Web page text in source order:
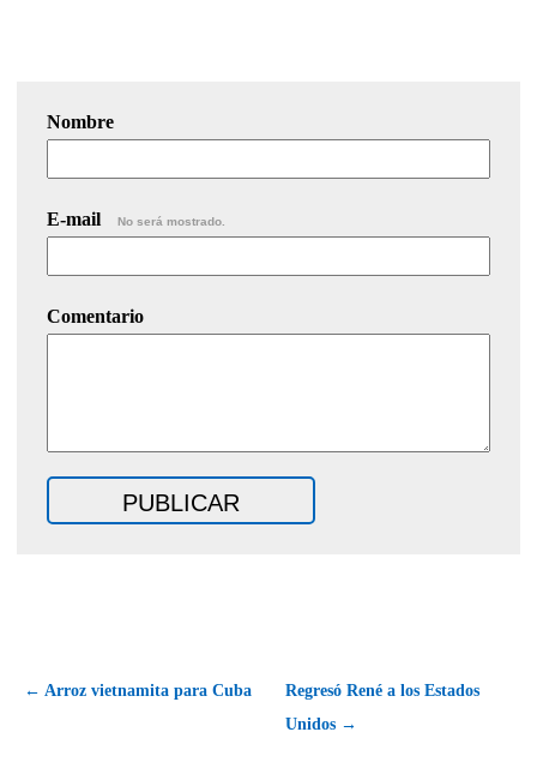
Nombre
E-mail No será mostrado.
Comentario
← Arroz vietnamita para Cuba
Regresó René a los Estados
Unidos →